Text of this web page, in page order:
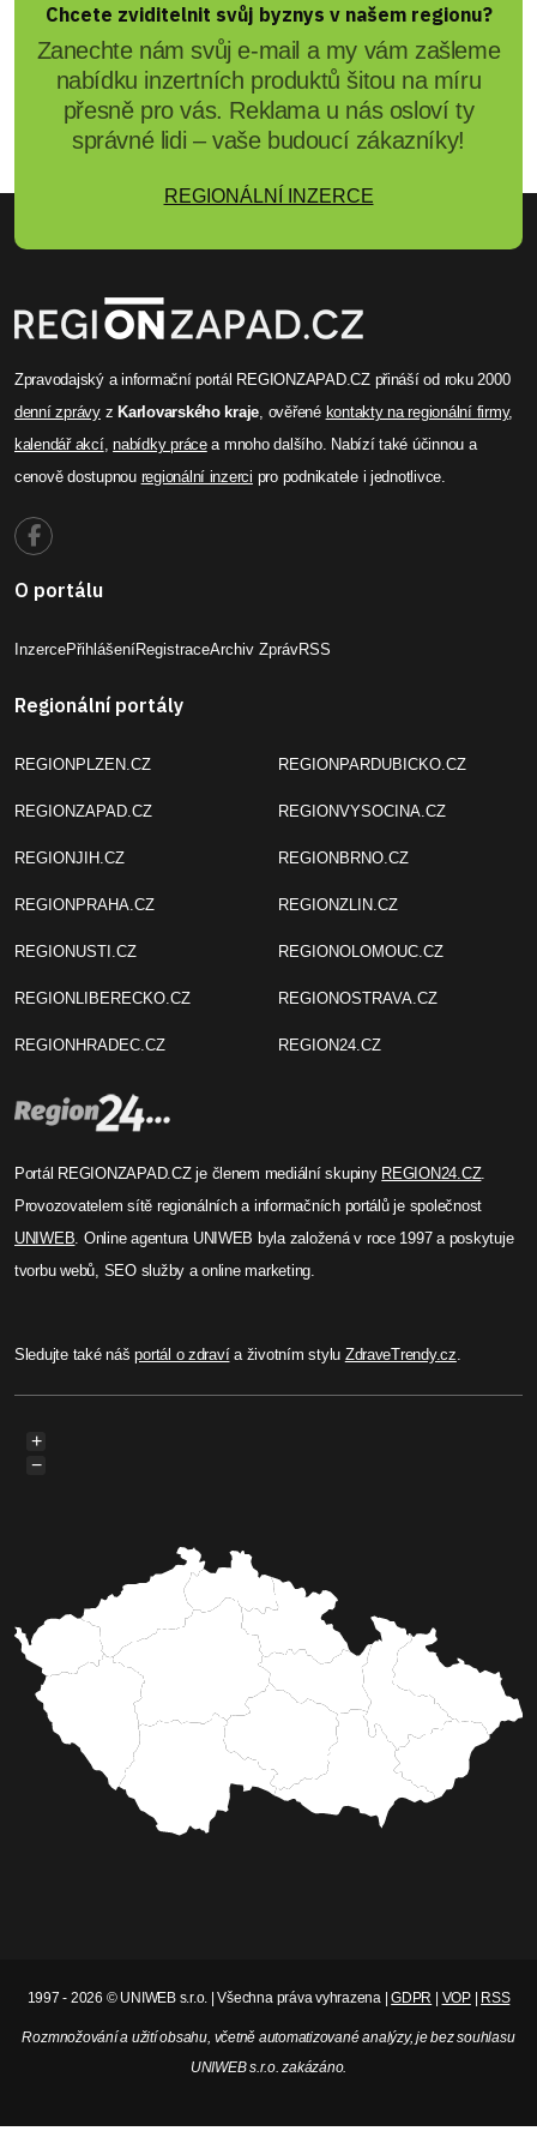
Před 8 měsíci Miroslav Pucholt
Hasiči varují před svátečními
Hasiči varují - O Vánocích a Silvestru stoupá
Doporučení: bezpečné svíčky, nepoužívat vodu
na hořící tuk, dodržovat pravidla pyrotechniky,
zelenou energii, výdaje se
Nová koalice ANO, SPD a Motoristů plánuje
ušetřit Čechům za elektřinu převzetím poplatku
za obnovitelné zdroje (POZE) státem. Tento krok
bude stát 17 miliard korun ročně a přenese
náklady z faktur domácností a firem na státní
rozpočet.
Celý článek